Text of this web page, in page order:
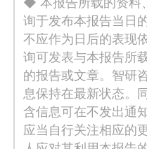
询于发布本报告当日
不应作为日后的表现
询可发表与本报告所
的报告或文章。智研
息保持在最新状态。
含信息可在不发出通
应当自行关注相应的